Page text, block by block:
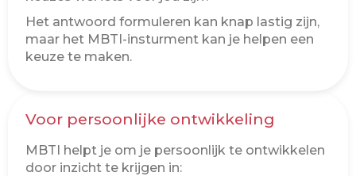
Het antwoord formuleren kan knap lastig zijn,
maar het MBTI-insturment kan je helpen een
keuze te maken.
Voor persoonlijke ontwikkeling
MBTI helpt je om je persoonlijk te ontwikkelen
door inzicht te krijgen in: